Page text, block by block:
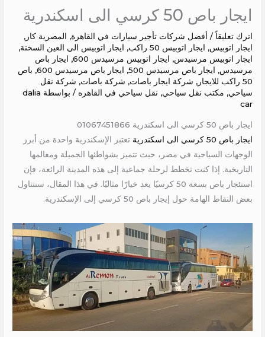
ايجار باص 50 كرسي الى اسكندرية
اترك تعليقاً / أفضل شركات تأجير سيارات في القاهرة, المصرية كار,
ايجار اتوبيس, ايجار اتوبيس 50 راكب , ايجار اتوبيس الي العين السخنة,
ايجار اتوبيس مرسيدس, ايجار اتوبيس مرسيدس 600 , ايجار باص
مرسيدس, ايجار باص مرسيدس 500 , ايجار باص مرسيدس 600 , باص
50 راكب للايجار
, شركة ايجار باصات, شركة باصات, شركة نقل
سياحي, مكتب نقل سياحي, نقل سياحي في القاهره / بواسطة dalia
car
ايجار باص 50 كرسي الى اسكندرية 01067451866
ايجار باص 50 كرسي الى اسكندرية
تعتبر الإسكندرية واحدة من أبرز
الوجهات السياحية في مصر، حيث تتميز بشواطئها الجميلة ومعالمها
التاريخية. إذا كنت تخطط لرحلة جماعية إلى هذه المدينة الرائعة، فإن
استئجار باص بسعة 50 كرسيًا يعد خيارًا مثاليًا. في هذا المقال، سنتناول
بعض النقاط الهامة حول إيجار باص 50 كرسي إلى الإسكندرية.